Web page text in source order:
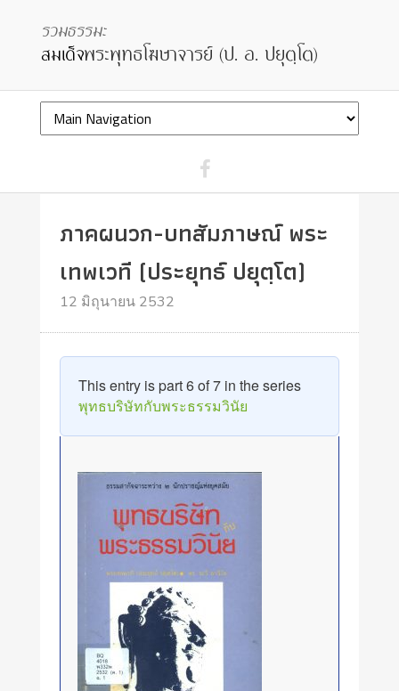
ภาคผนวก-บทสัมภาษณ์ พระ
เทพเวที (ประยุทธ์ ปยุตฺโต)
12 มิถุนายน 2532
This entry is part 6 of 7 in the series
พุทธบริษัทกับพระธรรมวินัย